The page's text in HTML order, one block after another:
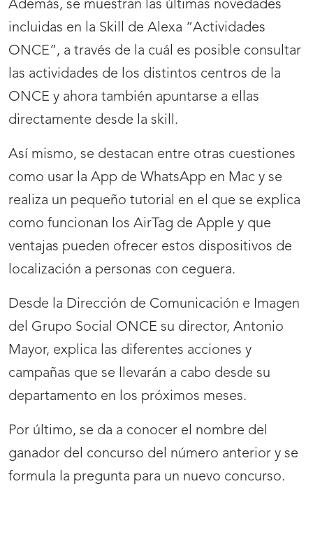
Además, se muestran las últimas novedades
incluidas en la Skill de Alexa “Actividades
ONCE”, a través de la cuál es posible consultar
las actividades de los distintos centros de la
ONCE y ahora también apuntarse a ellas
directamente desde la skill.
Así mismo, se destacan entre otras cuestiones
como usar la App de WhatsApp en Mac y se
realiza un pequeño tutorial en el que se explica
como funcionan los AirTag de Apple y que
ventajas pueden ofrecer estos dispositivos de
localización a personas con ceguera.
Desde la Dirección de Comunicación e Imagen
del Grupo Social ONCE su director, Antonio
Mayor, explica las diferentes acciones y
campañas que se llevarán a cabo desde su
departamento en los próximos meses.
Por último, se da a conocer el nombre del
ganador del concurso del número anterior y se
formula la pregunta para un nuevo concurso.